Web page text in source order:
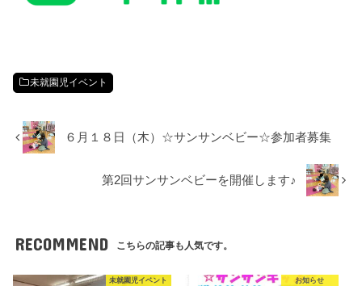
未就園児イベント
６月１８日（木）☆サンサンベビー☆参加者募集
第2回サンサンベビーを開催します♪
RECOMMEND こちらの記事も人気です。
未就園児イベント お知らせ